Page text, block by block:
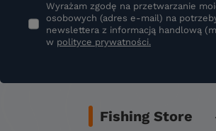
Wyrażam zgodę na przetwarzanie
osobowych (adres e-mail) na
newslettera z informacją handlową
w polityce prywatności.
Fishing Store